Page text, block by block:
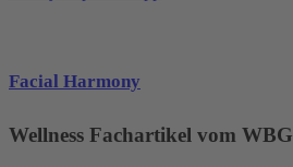
Facial Harmony
Wellness Fachartikel vom WBG